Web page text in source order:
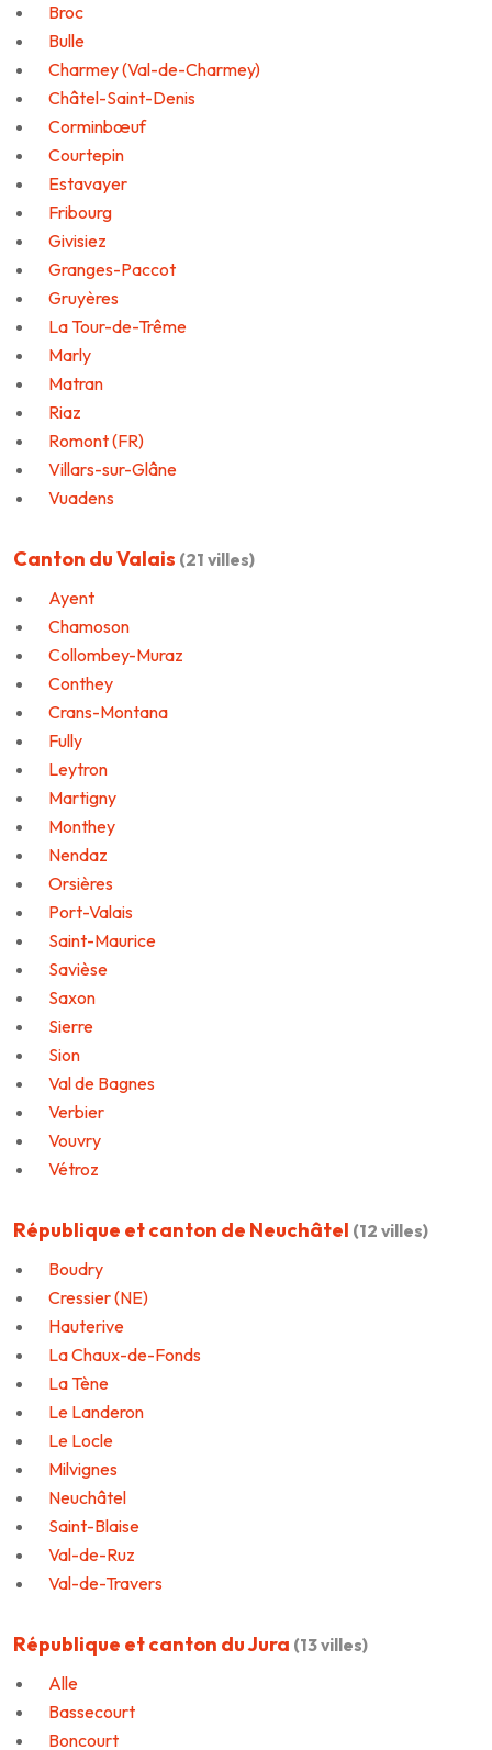
Broc
Bulle
Charmey (Val-de-Charmey)
Châtel-Saint-Denis
Corminbœuf
Courtepin
Estavayer
Fribourg
Givisiez
Granges-Paccot
Gruyères
La Tour-de-Trême
Marly
Matran
Riaz
Romont (FR)
Villars-sur-Glâne
Vuadens
Canton du Valais (21 villes)
Ayent
Chamoson
Collombey-Muraz
Conthey
Crans-Montana
Fully
Leytron
Martigny
Monthey
Nendaz
Orsières
Port-Valais
Saint-Maurice
Savièse
Saxon
Sierre
Sion
Val de Bagnes
Verbier
Vouvry
Vétroz
République et canton de Neuchâtel (12 villes)
Boudry
Cressier (NE)
Hauterive
La Chaux-de-Fonds
La Tène
Le Landeron
Le Locle
Milvignes
Neuchâtel
Saint-Blaise
Val-de-Ruz
Val-de-Travers
République et canton du Jura (13 villes)
Alle
Bassecourt
Boncourt